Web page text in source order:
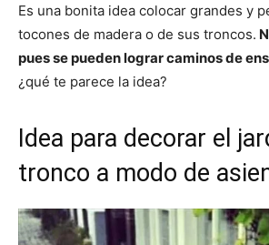
Es una bonita idea colocar grandes y
tocones de madera o de sus troncos.
pues se pueden lograr caminos de
¿qué te parece la idea?
Idea para decorar el
tronco a modo de